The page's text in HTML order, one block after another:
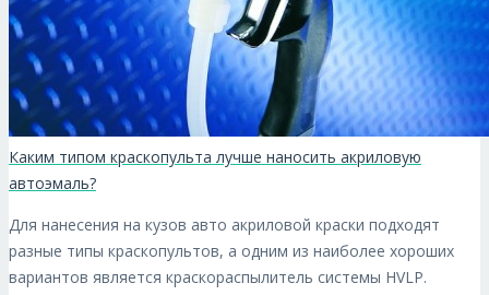
Каким типом краскопульта лучше наносить акриловую
автоэмаль?
Для нанесения на кузов авто акриловой краски подходят
разные типы краскопультов, а одним из наиболее хороших
вариантов является краскораспылитель системы HVLP.